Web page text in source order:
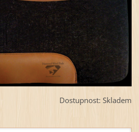
Dostupnost: Skladem